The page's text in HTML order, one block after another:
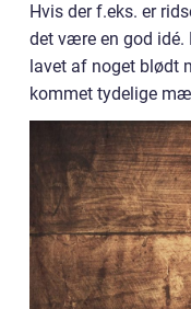
Hvis der f.eks. er
det være en god idé.
lavet af noget blødt
kommet tydelige